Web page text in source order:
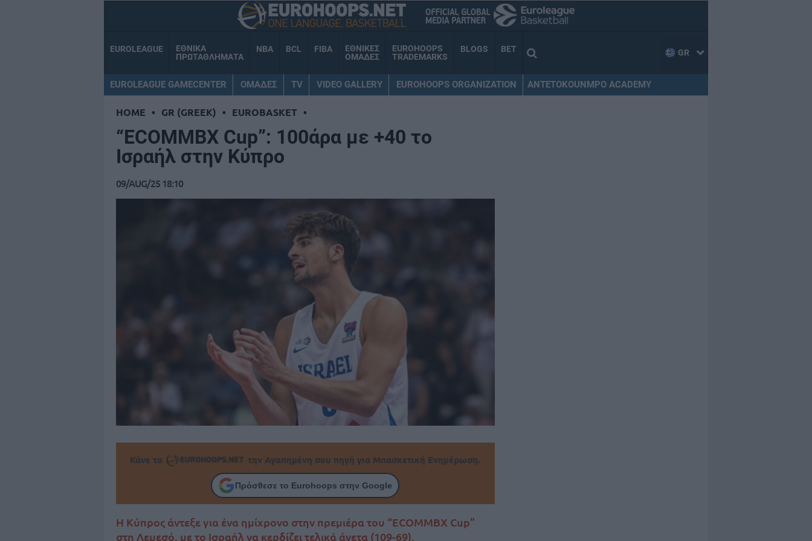
EUROLEAGUE
ΕΘΝΙΚΑ
ΠΡΩΤΑΘΛΗΜΑΤΑ
NBA BCL FIBA
ΕΘΝΙΚΕΣ
ΟΜΑΔΕΣ
EUROHOOPS
TRADEMARKS
BLOGS BET GR
EUROLEAGUE GAMECENTER ΟΜΑΔΕΣ TV VIDEO GALLERY EUROHOOPS ORGANIZATION ANTETOKOUNMPO ACADEMY
HOME • GR (GREEK) • EUROBASKET •
“ECOMMBX Cup”: 100άρα με +40 το
Ισραήλ στην Κύπρο
09/AUG/25 18:10
Κάνε το την Αγαπημένη σου πηγή για Μπασκετική Ενημέρωση.
Πρόσθεσε το Eurohoops στην Google
Η Κύπρος άντεξε για ένα ημίχρονο στην πρεμιέρα του “ECOMMBX Cup”
στη Λεμεσό, με το Ισραήλ να κερδίζει τελικά άνετα (109-69).